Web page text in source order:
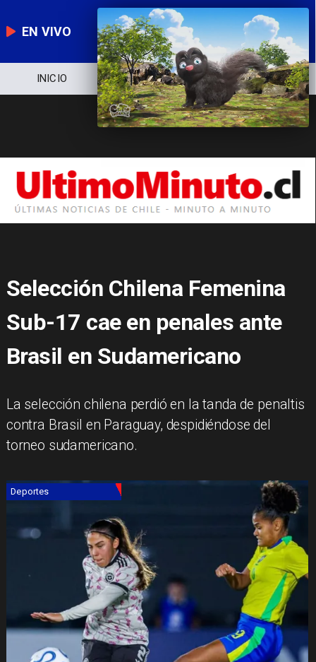
EN VIVO
INICIO NOTICIERO POLÍTICA
Selección Chilena Femenina
Sub-17 cae en penales ante
Brasil en Sudamericano
La selección chilena perdió en la tanda de penaltis
contra Brasil en Paraguay, despidiéndose del
torneo sudamericano.
Deportes